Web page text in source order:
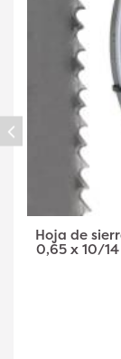
x 13 x
M42 -